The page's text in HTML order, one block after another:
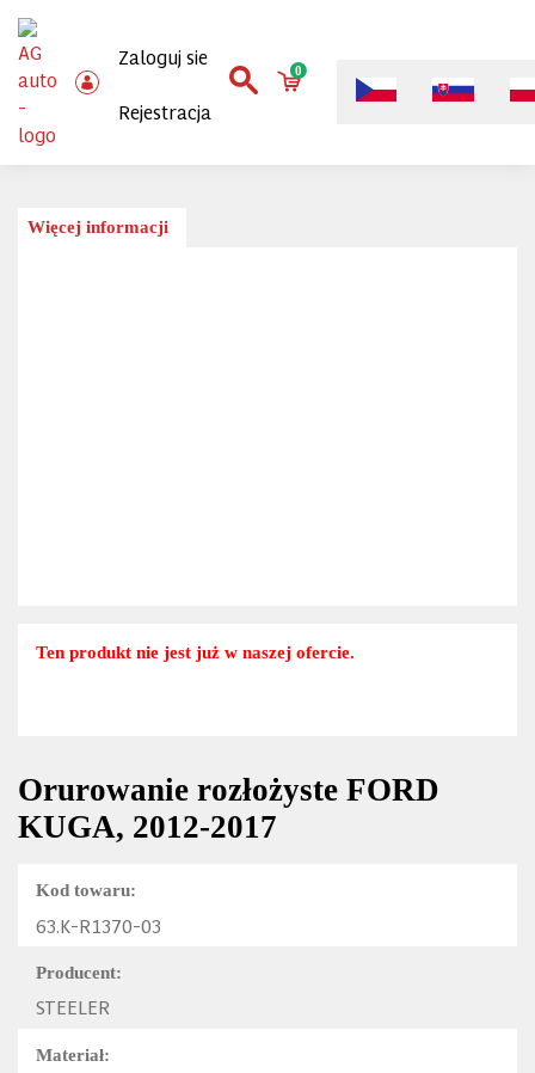
Zaloguj sie
Rejestracja
0
Więcej informacji
Orurowanie rozłożyste FORD
KUGA, 2012-2017
Kod towaru:
63.K-R1370-03
Producent:
STEELER
Materiał:
Ten produkt nie jest już w naszej ofercie.